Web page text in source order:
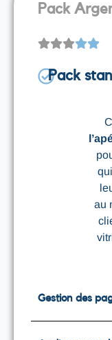
Pack
Pack
au
Gestion des